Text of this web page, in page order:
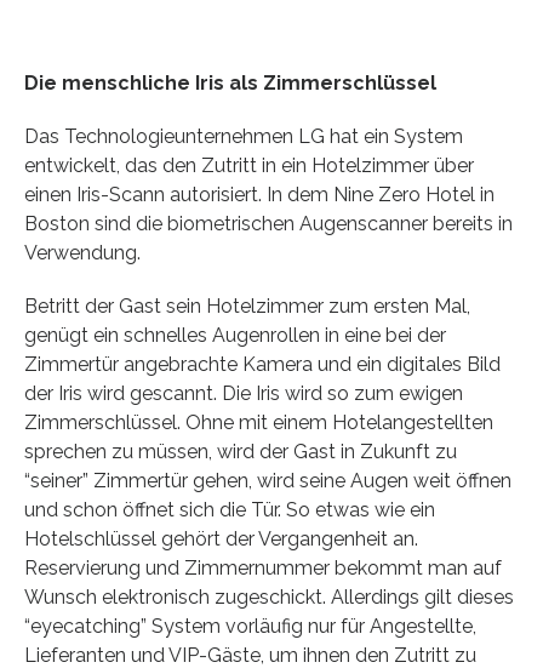
Die menschliche Iris als Zimmerschlüssel
Das Technologieunternehmen LG hat ein System
entwickelt, das den Zutritt in ein Hotelzimmer über
einen Iris-Scann autorisiert. In dem Nine Zero Hotel in
Boston sind die biometrischen Augenscanner bereits in
Verwendung.
Betritt der Gast sein Hotelzimmer zum ersten Mal,
genügt ein schnelles Augenrollen in eine bei der
Zimmertür angebrachte Kamera und ein digitales Bild
der Iris wird gescannt. Die Iris wird so zum ewigen
Zimmerschlüssel. Ohne mit einem Hotelangestellten
sprechen zu müssen, wird der Gast in Zukunft zu
“seiner” Zimmertür gehen, wird seine Augen weit öffnen
und schon öffnet sich die Tür. So etwas wie ein
Hotelschlüssel gehört der Vergangenheit an.
Reservierung und Zimmernummer bekommt man auf
Wunsch elektronisch zugeschickt. Allerdings gilt dieses
“eyecatching” System vorläufig nur für Angestellte,
Lieferanten und VIP-Gäste, um ihnen den Zutritt zu